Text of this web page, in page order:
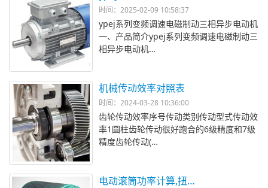
时间：2025-02-09 10:58:37
ypej系列变频调速电磁制动三相异步电动机
一、产品简介ypej系列变频调速电磁制动三
相异步电动机…
机械传动效率对照表
时间：2024-03-28 10:36:00
齿轮传动效率序号传动类别传动型式传动效
率1圆柱齿轮传动很好跑合的6级精度和7级
精度齿轮传动(…
电动滚筒功率计算,扭…